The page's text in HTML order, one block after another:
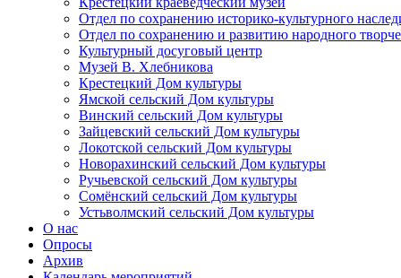
Отдел по сохранению историко-культурного
Отдел по сохранению и развитию народного
Культурный досуговый центр
Музей В. Хлебникова
Крестецкий Дом культуры
Ямской сельский Дом культуры
Винский сельский Дом культуры
Зайцевский сельский Дом культуры
Локотской сельский Дом культуры
Новорахинский сельский Дом культуры
Ручьевской сельский Дом культуры
Сомёнский сельский Дом культуры
Устьволмский сельский Дом культуры
О нас
Опросы
Архив